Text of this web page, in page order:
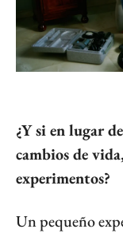
¿Y si en lugar
cambios de
experimentos?
Un pequeño